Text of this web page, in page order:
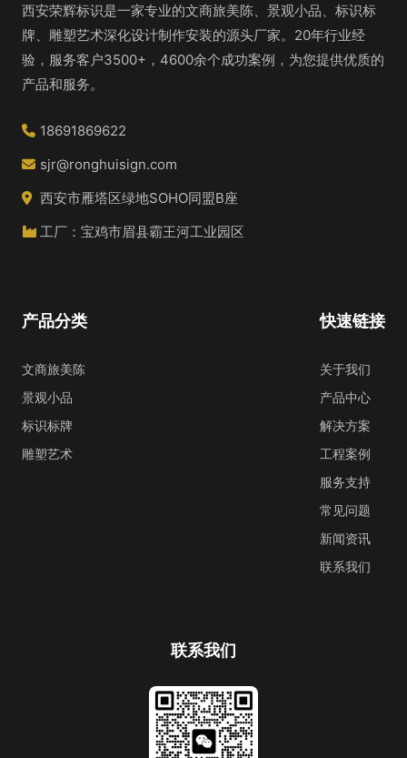
西安荣辉标识是一家专业的文商旅美陈、景观小品、标识标
牌、雕塑艺术深化设计制作安装的源头厂家。20年行业经
验，服务客户3500+，4600余个成功案例，为您提供优质的
产品和服务。
18691869622
sjr@ronghuisign.com
西安市雁塔区绿地SOHO同盟B座
工厂：宝鸡市眉县霸王河工业园区
快速链接
关于我们
产品中心
解决方案
工程案例
服务支持
常见问题
新闻资讯
联系我们
产品分类
文商旅美陈
景观小品
标识标牌
雕塑艺术
联系我们